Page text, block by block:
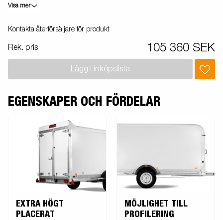
glasfiberytan på sidorna ger dessutom bra möjligheter till profilering.
man goda förankringsmöjligheter, skåpvagnen är utrustad med anti-
kan vara extrautrustad.
Visa mer
Kontakta återförsäljare för produkt
Rek. pris 105 360 SEK
Lägg i inköpslista
EGENSKAPER OCH FÖRDELAR
EXTRA HÖGT
PLACERAT
MÖJLIGHET TILL
PROFILERING